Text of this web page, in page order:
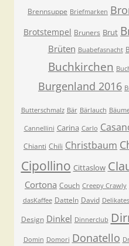
Brennsuppe Briefmarken
Brotstempel Bruners Brut
Brüten Buabefasnacht
Buchkirchen
Burgenland 2016
Butterschmalz Bär Bärlauch
Cannellini Carina Carlo
Chianti Chili Christbaum
Cipollino Cittaslow
Cortona Couch Creepy Crawly
dasKaffee Datteln David
Design Dinkel Dinnerclub
Domin Domori Donatello